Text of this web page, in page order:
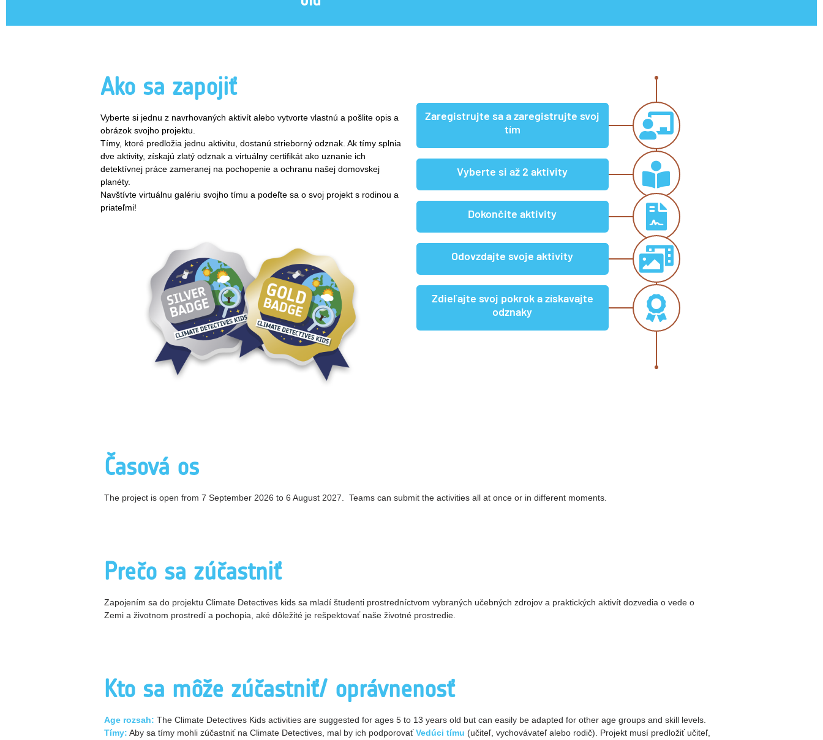
Ako sa zapojiť
Vyberte si jednu z navrhovaných aktivít alebo vytvorte vlastnú a pošlite opis a
obrázok svojho projektu.
Tímy, ktoré predložia jednu aktivitu, dostanú strieborný odznak. Ak tímy splnia
dve aktivity, získajú zlatý odznak a virtuálny certifikát ako uznanie ich
detektívnej práce zameranej na pochopenie a ochranu našej domovskej
planéty.
Navštívte virtuálnu galériu svojho tímu a podeľte sa o svoj projekt s rodinou a
priateľmi!
Zaregistrujte sa a zaregistrujte svoj
tím
Vyberte si až 2 aktivity
Dokončite aktivity
Odovzdajte svoje aktivity
Zdieľajte svoj pokrok a získavajte
odznaky
Časová os
The project is open from 7 September 2026 to 6 August 2027. Teams can submit the activities all at once or in different moments.
Prečo sa zúčastniť
Zapojením sa do projektu Climate Detectives kids sa mladí študenti prostredníctvom vybraných učebných zdrojov a praktických aktivít dozvedia o vede o
Zemi a životnom prostredí a pochopia, aké dôležité je rešpektovať naše životné prostredie.
Kto sa môže zúčastniť/ oprávnenosť
Age rozsah: The Climate Detectives Kids activities are suggested for ages 5 to 13 years old but can easily be adapted for other age groups and skill levels.
Tímy: Aby sa tímy mohli zúčastniť na Climate Detectives, mal by ich podporovaťVedúci tímu (učiteľ, vychovávateľ alebo rodič). Projekt musí predložiť učiteľ,